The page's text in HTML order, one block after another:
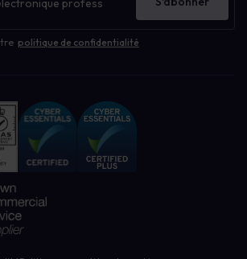
politique de confidentialité